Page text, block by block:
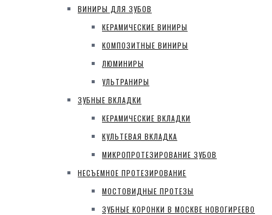
ВИНИРЫ ДЛЯ ЗУБОВ
КЕРАМИЧЕСКИЕ ВИНИРЫ
КОМПОЗИТНЫЕ ВИНИРЫ
ЛЮМИНИРЫ
УЛЬТРАНИРЫ
ЗУБНЫЕ ВКЛАДКИ
КЕРАМИЧЕСКИЕ ВКЛАДКИ
КУЛЬТЕВАЯ ВКЛАДКА
МИКРОПРОТЕЗИРОВАНИЕ ЗУБОВ
НЕСЪЕМНОЕ ПРОТЕЗИРОВАНИЕ
МОСТОВИДНЫЕ ПРОТЕЗЫ
ЗУБНЫЕ КОРОНКИ В МОСКВЕ НОВОГИРЕЕВО